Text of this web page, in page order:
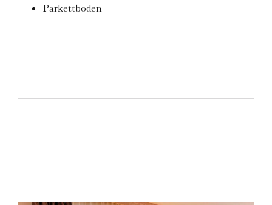
Parkettboden